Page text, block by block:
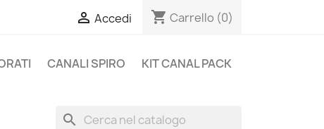
 Accedi shopping_cart Carrello (0)
CANALI SPIRO
KIT CANAL PACK
search